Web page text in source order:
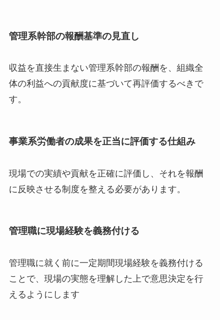
管理系幹部の報酬基準の見直し
収益を直接生まない管理系幹部の報酬を、組織全
体の利益への貢献度に基づいて再評価するべきで
す。
事業系労働者の成果を正当に評価する仕組み
現場での実績や貢献を正確に評価し、それを報酬
に反映させる制度を整える必要があります。
管理職に現場経験を義務付ける
管理職に就く前に一定期間現場経験を義務付ける
ことで、現場の実態を理解した上で意思決定を行
えるようにします